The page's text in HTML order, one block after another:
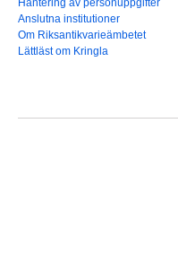
Hantering av personuppgifter
Anslutna institutioner
Om Riksantikvarieämbetet
Lättläst om Kringla